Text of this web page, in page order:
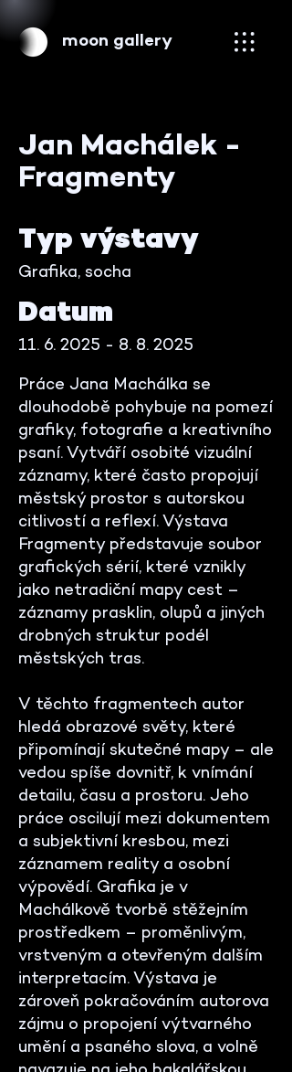
moon gallery
Jan Machálek -
Fragmenty
Typ výstavy
Grafika, socha
Datum
11. 6. 2025 - 8. 8. 2025
Práce Jana Machálka se
dlouhodobě pohybuje na pomezí
grafiky, fotografie a kreativního
psaní. Vytváří osobité vizuální
záznamy, které často propojují
městský prostor s autorskou
citlivostí a reflexí. Výstava
Fragmenty představuje soubor
grafických sérií, které vznikly
jako netradiční mapy cest –
záznamy prasklin, olupů a jiných
drobných struktur podél
městských tras.
V těchto fragmentech autor
hledá obrazové světy, které
připomínají skutečné mapy – ale
vedou spíše dovnitř, k vnímání
detailu, času a prostoru. Jeho
práce oscilují mezi dokumentem
a subjektivní kresbou, mezi
záznamem reality a osobní
výpovědí. Grafika je v
Machálkově tvorbě stěžejním
prostředkem – proměnlivým,
vrstveným a otevřeným dalším
interpretacím. Výstava je
zároveň pokračováním autorova
zájmu o propojení výtvarného
umění a psaného slova, a volně